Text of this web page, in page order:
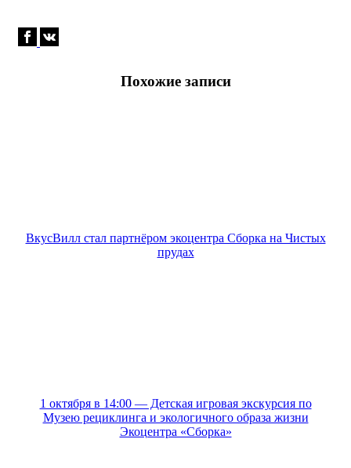
Похожие записи
ВкусВилл стал партнёром экоцентра Сборка на Чистых
прудах
1 октября в 14:00 — Детская игровая экскурсия по
Музею рециклинга и экологичного образа жизни
Экоцентра «Сборка»